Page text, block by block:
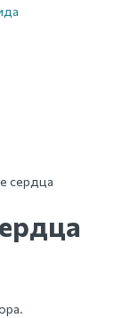
сердца